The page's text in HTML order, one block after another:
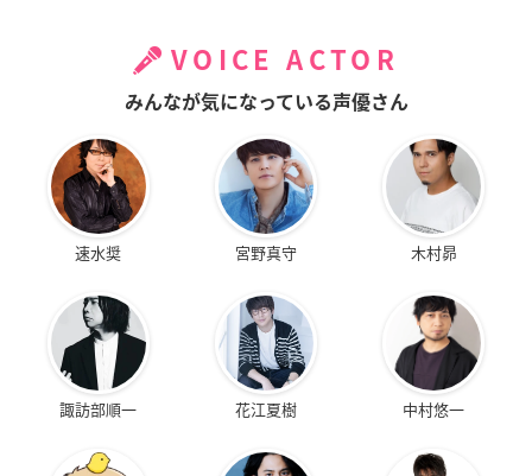
VOICE ACTOR
みんなが気になっている声優さん
速水奨 宮野真守 木村昴
諏訪部順一 花江夏樹 中村悠一